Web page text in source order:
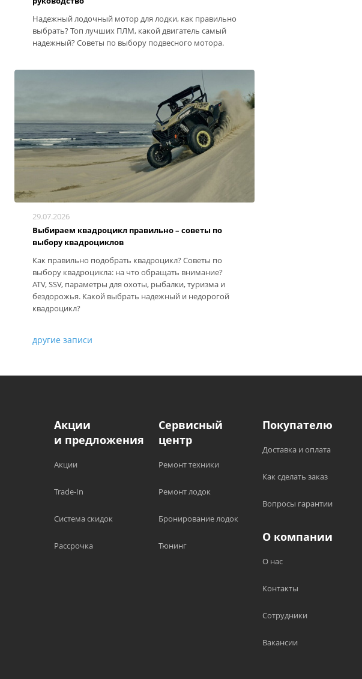
Надежный лодочный мотор для лодки, как правильно
выбрать? Топ лучших ПЛМ, какой двигатель самый
надежный? Советы по выбору подвесного мотора.
29.07.2026
Выбираем квадроцикл правильно – советы по
выбору квадроциклов
Как правильно подобрать квадроцикл? Советы по
выбору квадроцикла: на что обращать внимание?
ATV, SSV, параметры для охоты, рыбалки, туризма и
бездорожья. Какой выбрать надежный и недорогой
квадроцикл?
другие записи
Акции
и предложения
Акции
Trade-In
Система скидок
Рассрочка
Сервисный
центр
Ремонт техники
Ремонт лодок
Бронирование лодок
Тюнинг
Покупателю
Доставка и оплата
Как сделать заказ
Вопросы гарантии
О компании
О нас
Контакты
Сотрудники
Вакансии